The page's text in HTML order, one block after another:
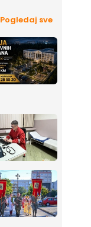
Pogledaj sve